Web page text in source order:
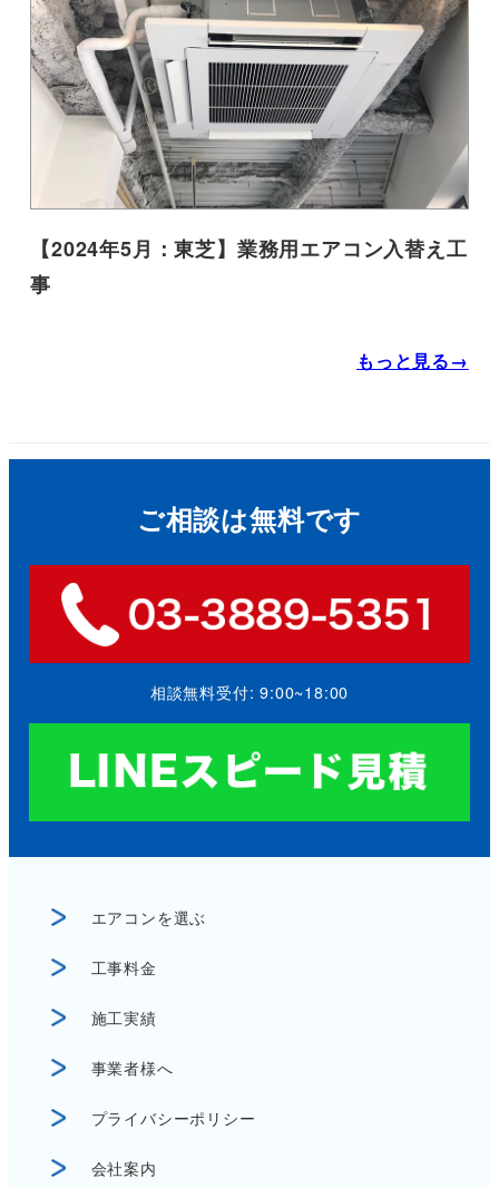
【2024年5月：東芝】業務用エアコン入替え工
事
もっと見る→
ご相談は無料です
相談無料受付: 9:00~18:00
エアコンを選ぶ
工事料金
施工実績
事業者様へ
プライバシーポリシー
会社案内